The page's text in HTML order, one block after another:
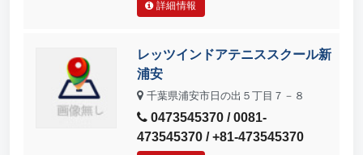
詳細情報
レッツインドアテニススクール新
浦安
千葉県浦安市日の出５丁目７－８
0473545370 / 0081-
473545370 / +81-473545370